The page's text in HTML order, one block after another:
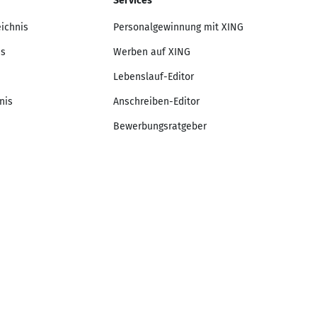
Personalgewinnung mit XING
Werben auf XING
Lebenslauf-Editor
Anschreiben-Editor
Bewerbungsratgeber